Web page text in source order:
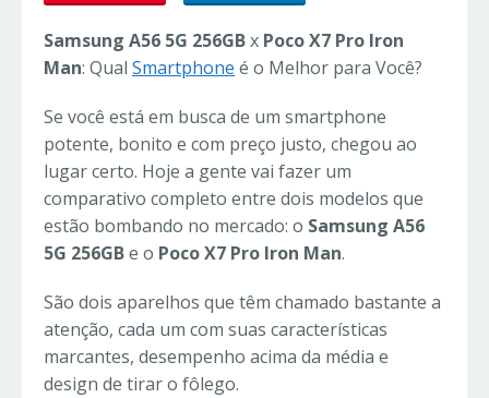
Samsung A56 5G 256GBx Poco X7 Pro Iron
Man: Qual Smartphone é o Melhor para Você?
Se você está em busca de um smartphone
potente, bonito e com preço justo, chegou ao
lugar certo. Hoje a gente vai fazer um
comparativo completo entre dois modelos que
estão bombando no mercado: o Samsung A56
5G 256GBe o Poco X7 Pro Iron Man.
São dois aparelhos que têm chamado bastante a
atenção, cada um com suas características
marcantes, desempenho acima da média e
design de tirar o fôlego.